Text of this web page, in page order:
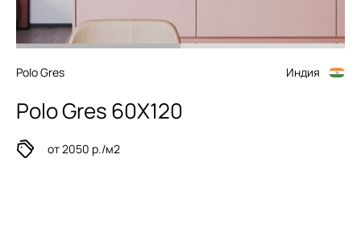
Polo Gres Индия
Polo Gres 60Х120
от 2050 р./м2